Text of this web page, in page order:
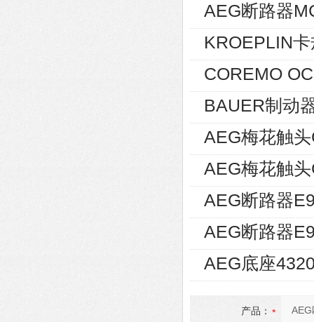
AEG断路器
KROEPLIN
COREMO
BAUER制动
AEG梅花触
AEG梅花触
AEG断路器
AEG断路器
AEG底座
产品：